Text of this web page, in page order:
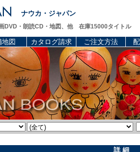
ナウカ・ジャパン
DVD・朗読CD・地図、他 在庫15000タイトル
地図 カタログ請求 ご注文方法
詳 細